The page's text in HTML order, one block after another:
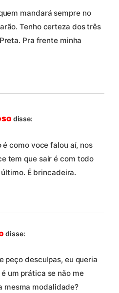
mandará sempre no
Tenho certeza dos três
Pra frente minha
disse:
como voce falou aí, nos
tem que sair é com todo
É brincadeira.
disse:
peço desculpas, eu queria
um prática se não me
mesma modalidade?